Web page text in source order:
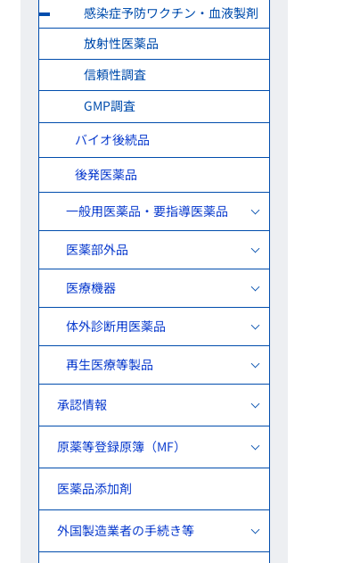
感染症予防ワクチン・血液製剤
放射性医薬品
信頼性調査
GMP調査
バイオ後続品
後発医薬品
一般用医薬品・要指導医薬品
医薬部外品
医療機器
体外診断用医薬品
再生医療等製品
承認情報
原薬等登録原簿（MF）
医薬品添加剤
外国製造業者の手続き等